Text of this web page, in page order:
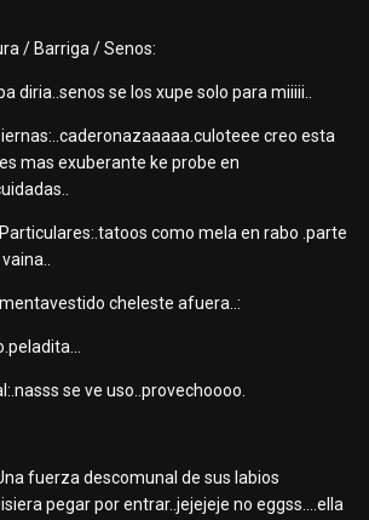
/ Barriga / Senos:
diria..senos se los xupe solo para miiiii..
creo esta
mas exuberante ke probe en
como mela en rabo .parte
cheleste afuera..:
se ve uso..provechoooo.
fuerza descomunal de sus labios
pegar por entrar..jejejeje no eggss....ella